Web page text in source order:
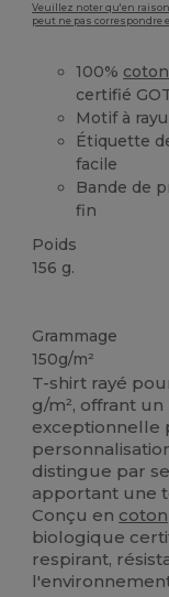
Veuillez noter qu'en
peut ne pas correspondre
100% coton
certifié
Motif à
Étiquette
facile
Bande de
fin
Poids
156 g.
Grammage
150g/m²
T-shirt rayé
g/m², offrant
exceptionnelle
distingue par
apportant une
Conçu en coton
biologique
respirant,